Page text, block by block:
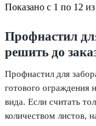
Показано с 1 по 12
Профнастил
решить до
Профнастил для
готового ограждения
вида. Если считать
количеством листов,